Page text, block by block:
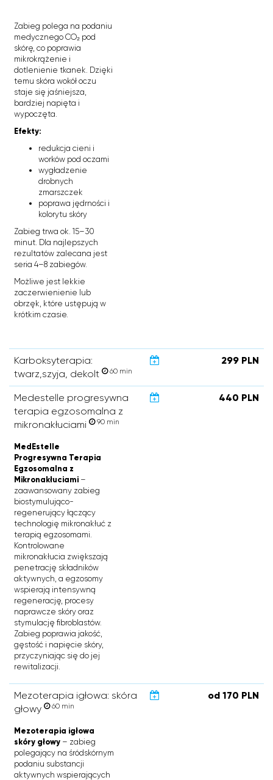
Zabieg polega na podaniu
medycznego CO₂ pod
skórę, co poprawia
mikrokrążenie i
dotlenienie tkanek. Dzięki
temu skóra wokół oczu
staje się jaśniejsza,
bardziej napięta i
wypoczęta.
Efekty:
redukcja cieni i
worków pod oczami
wygładzenie
drobnych
zmarszczek
poprawa jędrności i
kolorytu skóry
Zabieg trwa ok. 15–30
minut. Dla najlepszych
rezultatów zalecana jest
seria 4–8 zabiegów.
Możliwe jest lekkie
zaczerwienienie lub
obrzęk, które ustępują w
krótkim czasie.
Karboksyterapia:
twarz,szyja, dekolt
60 min
299 PLN
Medestelle progresywna
terapia egzosomalna z
mikronakłuciami
90 min
440 PLN
MedEstelle
Progresywna Terapia
Egzosomalna z
Mikronakłuciami –
zaawansowany zabieg
biostymulująco-
regenerujący łączący
technologię mikronakłuć z
terapią egzosomami.
Kontrolowane
mikronakłucia zwiększają
penetrację składników
aktywnych, a egzosomy
wspierają intensywną
regenerację, procesy
naprawcze skóry oraz
stymulację fibroblastów.
Zabieg poprawia jakość,
gęstość i napięcie skóry,
przyczyniając się do jej
rewitalizacji.
Mezoterapia igłowa: skóra
głowy
60 min
od 170 PLN
Mezoterapia igłowa
skóry głowy – zabieg
polegający na śródskórnym
podaniu substancji
aktywnych wspierających